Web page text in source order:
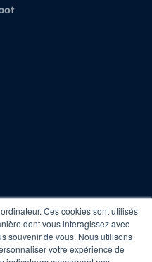
Ces cookies sont utilisés
dont vous interagissez avec
souvenir de vous. Nous utilisons
votre expérience de